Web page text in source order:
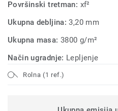
Površinski tretman: xf²
Ukupna debljina:3,20 mm
Ukupna masa: 3800 g/m²
Način ugradnje: Lepljenje
Rolna (1 ref.)